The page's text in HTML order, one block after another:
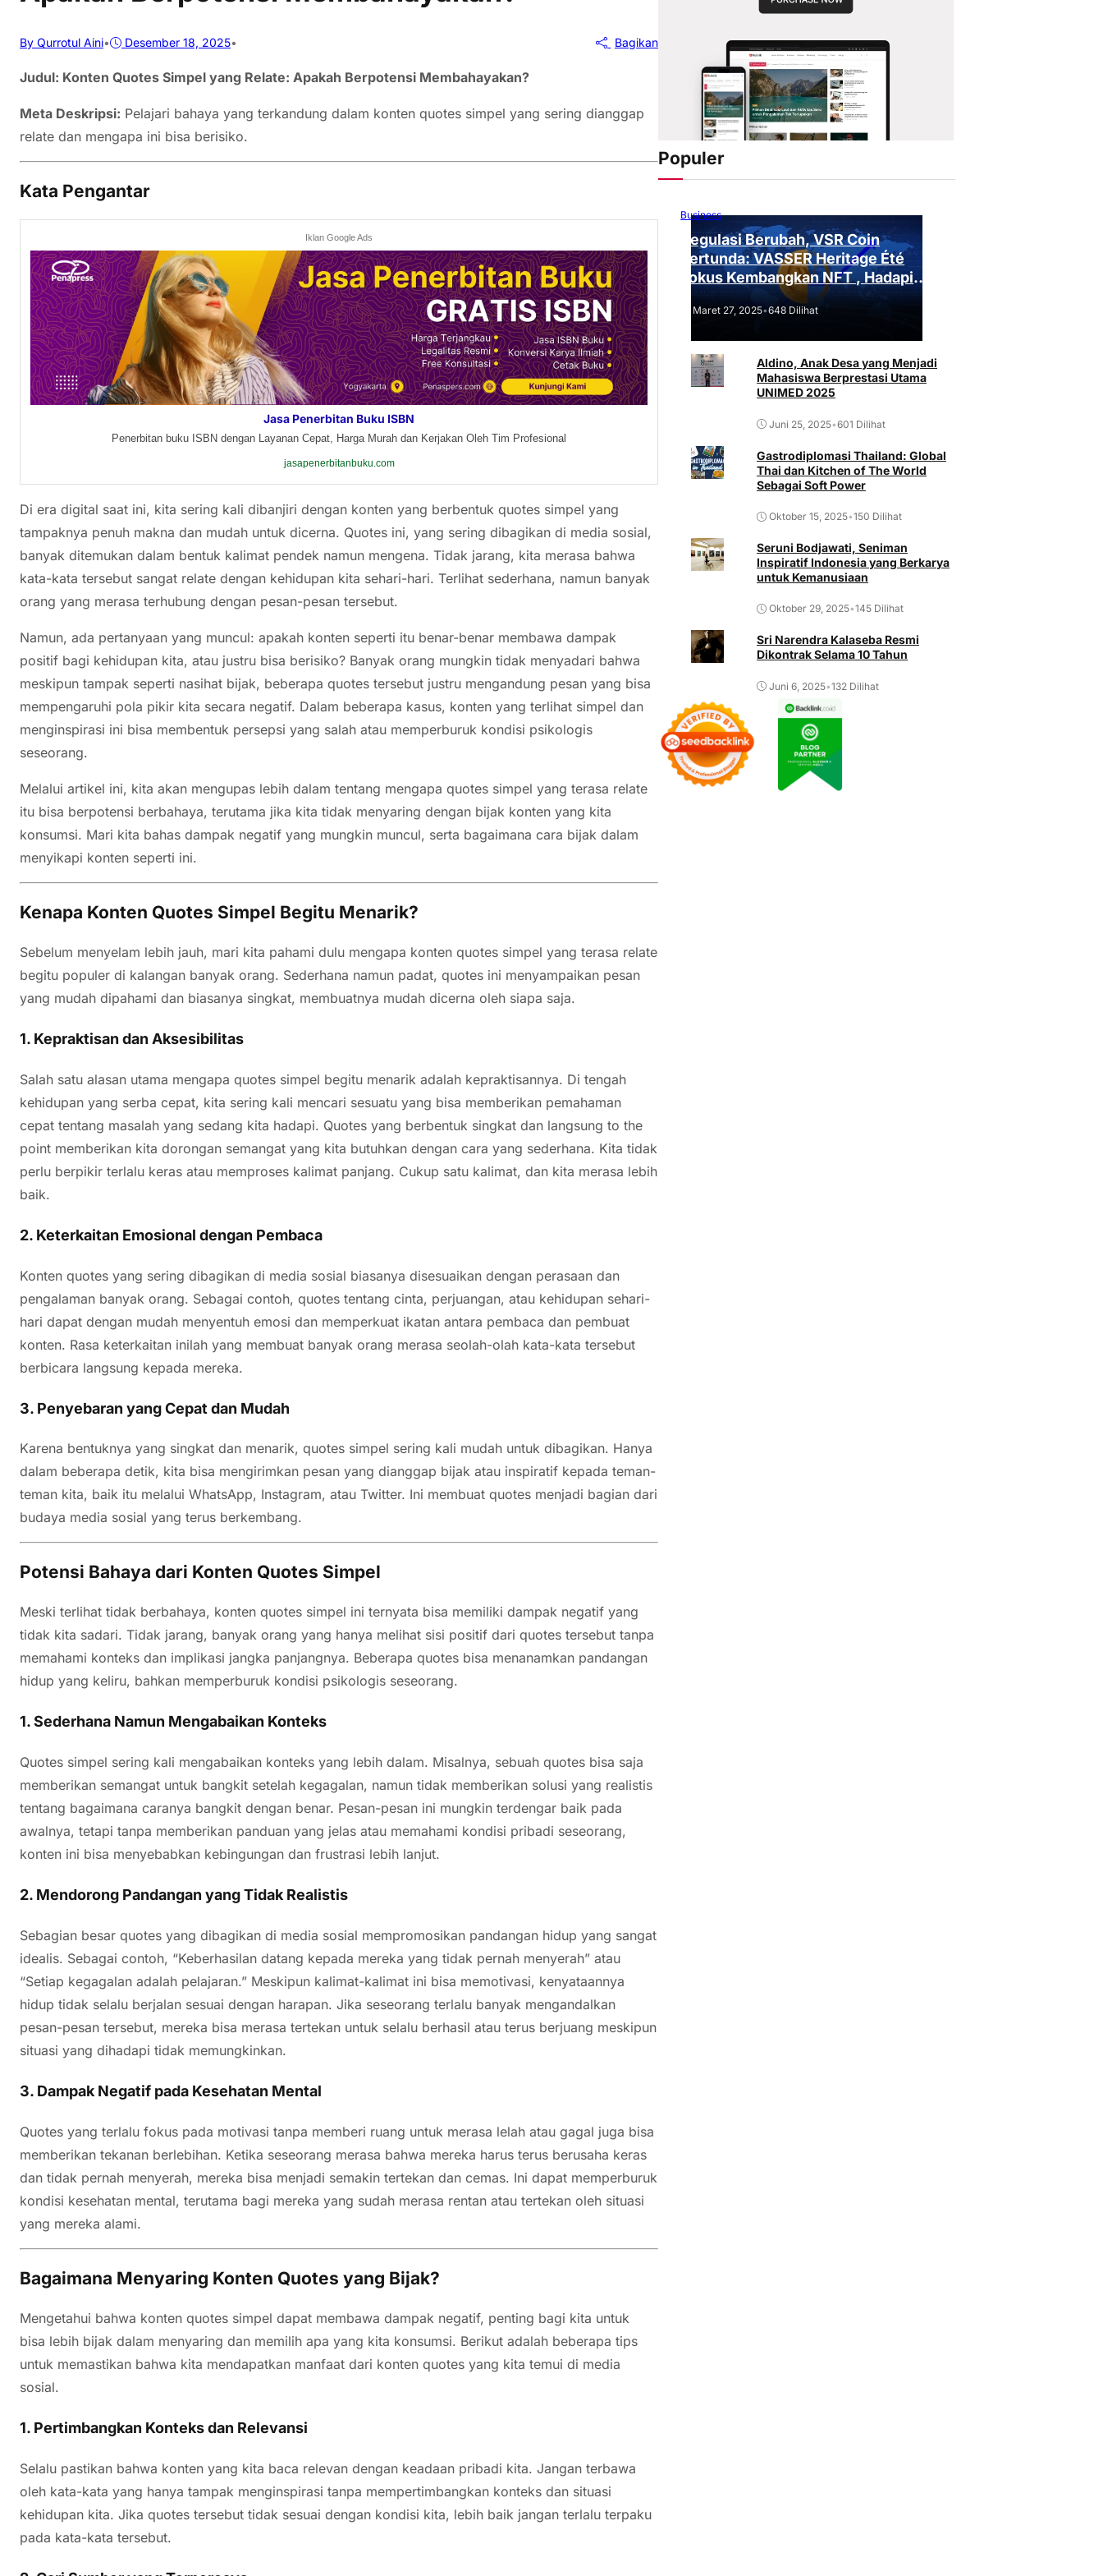
By Qurrotul Aini• Desember 18, 2025• Bagikan
Judul: Konten Quotes Simpel yang Relate: Apakah Berpotensi Membahayakan?
Meta Deskripsi: Pelajari bahaya yang terkandung dalam konten quotes simpel yang sering dianggap
relate dan mengapa ini bisa berisiko.
Kata Pengantar
Iklan Google Ads
Jasa Penerbitan Buku ISBN
Penerbitan buku ISBN dengan Layanan Cepat, Harga Murah dan Kerjakan Oleh Tim Profesional
jasapenerbitanbuku.com
Di era digital saat ini, kita sering kali dibanjiri dengan konten yang berbentuk quotes simpel yang
tampaknya penuh makna dan mudah untuk dicerna. Quotes ini, yang sering dibagikan di media sosial,
banyak ditemukan dalam bentuk kalimat pendek namun mengena. Tidak jarang, kita merasa bahwa
kata-kata tersebut sangat relate dengan kehidupan kita sehari-hari. Terlihat sederhana, namun banyak
orang yang merasa terhubung dengan pesan-pesan tersebut.
Namun, ada pertanyaan yang muncul: apakah konten seperti itu benar-benar membawa dampak
positif bagi kehidupan kita, atau justru bisa berisiko? Banyak orang mungkin tidak menyadari bahwa
meskipun tampak seperti nasihat bijak, beberapa quotes tersebut justru mengandung pesan yang bisa
mempengaruhi pola pikir kita secara negatif. Dalam beberapa kasus, konten yang terlihat simpel dan
menginspirasi ini bisa membentuk persepsi yang salah atau memperburuk kondisi psikologis
seseorang.
Melalui artikel ini, kita akan mengupas lebih dalam tentang mengapa quotes simpel yang terasa relate
itu bisa berpotensi berbahaya, terutama jika kita tidak menyaring dengan bijak konten yang kita
konsumsi. Mari kita bahas dampak negatif yang mungkin muncul, serta bagaimana cara bijak dalam
menyikapi konten seperti ini.
Kenapa Konten Quotes Simpel Begitu Menarik?
Sebelum menyelam lebih jauh, mari kita pahami dulu mengapa konten quotes simpel yang terasa relate
begitu populer di kalangan banyak orang. Sederhana namun padat, quotes ini menyampaikan pesan
yang mudah dipahami dan biasanya singkat, membuatnya mudah dicerna oleh siapa saja.
1. Kepraktisan dan Aksesibilitas
Salah satu alasan utama mengapa quotes simpel begitu menarik adalah kepraktisannya. Di tengah
kehidupan yang serba cepat, kita sering kali mencari sesuatu yang bisa memberikan pemahaman
cepat tentang masalah yang sedang kita hadapi. Quotes yang berbentuk singkat dan langsung to the
point memberikan kita dorongan semangat yang kita butuhkan dengan cara yang sederhana. Kita tidak
perlu berpikir terlalu keras atau memproses kalimat panjang. Cukup satu kalimat, dan kita merasa lebih
baik.
2. Keterkaitan Emosional dengan Pembaca
Konten quotes yang sering dibagikan di media sosial biasanya disesuaikan dengan perasaan dan
pengalaman banyak orang. Sebagai contoh, quotes tentang cinta, perjuangan, atau kehidupan sehari-
hari dapat dengan mudah menyentuh emosi dan memperkuat ikatan antara pembaca dan pembuat
konten. Rasa keterkaitan inilah yang membuat banyak orang merasa seolah-olah kata-kata tersebut
berbicara langsung kepada mereka.
3. Penyebaran yang Cepat dan Mudah
Karena bentuknya yang singkat dan menarik, quotes simpel sering kali mudah untuk dibagikan. Hanya
dalam beberapa detik, kita bisa mengirimkan pesan yang dianggap bijak atau inspiratif kepada teman-
teman kita, baik itu melalui WhatsApp, Instagram, atau Twitter. Ini membuat quotes menjadi bagian dari
budaya media sosial yang terus berkembang.
Potensi Bahaya dari Konten Quotes Simpel
Meski terlihat tidak berbahaya, konten quotes simpel ini ternyata bisa memiliki dampak negatif yang
tidak kita sadari. Tidak jarang, banyak orang yang hanya melihat sisi positif dari quotes tersebut tanpa
memahami konteks dan implikasi jangka panjangnya. Beberapa quotes bisa menanamkan pandangan
hidup yang keliru, bahkan memperburuk kondisi psikologis seseorang.
1.Sederhana Namun Mengabaikan Konteks
Quotes simpel sering kali mengabaikan konteks yang lebih dalam. Misalnya, sebuah quotes bisa saja
memberikan semangat untuk bangkit setelah kegagalan, namun tidak memberikan solusi yang realistis
tentang bagaimana caranya bangkit dengan benar. Pesan-pesan ini mungkin terdengar baik pada
awalnya, tetapi tanpa memberikan panduan yang jelas atau memahami kondisi pribadi seseorang,
konten ini bisa menyebabkan kebingungan dan frustrasi lebih lanjut.
2. Mendorong Pandangan yang Tidak Realistis
Sebagian besar quotes yang dibagikan di media sosial mempromosikan pandangan hidup yang sangat
idealis. Sebagai contoh, “Keberhasilan datang kepada mereka yang tidak pernah menyerah” atau
“Setiap kegagalan adalah pelajaran.” Meskipun kalimat-kalimat ini bisa memotivasi, kenyataannya
hidup tidak selalu berjalan sesuai dengan harapan. Jika seseorang terlalu banyak mengandalkan
pesan-pesan tersebut, mereka bisa merasa tertekan untuk selalu berhasil atau terus berjuang meskipun
situasi yang dihadapi tidak memungkinkan.
3. Dampak Negatif pada Kesehatan Mental
Quotes yang terlalu fokus pada motivasi tanpa memberi ruang untuk merasa lelah atau gagal juga bisa
memberikan tekanan berlebihan. Ketika seseorang merasa bahwa mereka harus terus berusaha keras
dan tidak pernah menyerah, mereka bisa menjadi semakin tertekan dan cemas. Ini dapat memperburuk
kondisi kesehatan mental, terutama bagi mereka yang sudah merasa rentan atau tertekan oleh situasi
yang mereka alami.
Bagaimana Menyaring Konten Quotes yang Bijak?
Mengetahui bahwa konten quotes simpel dapat membawa dampak negatif, penting bagi kita untuk
bisa lebih bijak dalam menyaring dan memilih apa yang kita konsumsi. Berikut adalah beberapa tips
untuk memastikan bahwa kita mendapatkan manfaat dari konten quotes yang kita temui di media
sosial.
1. Pertimbangkan Konteks dan Relevansi
Selalu pastikan bahwa konten yang kita baca relevan dengan keadaan pribadi kita. Jangan terbawa
oleh kata-kata yang hanya tampak menginspirasi tanpa mempertimbangkan konteks dan situasi
kehidupan kita. Jika quotes tersebut tidak sesuai dengan kondisi kita, lebih baik jangan terlalu terpaku
pada kata-kata tersebut.
Populer
Business
Regulasi Berubah, VSR Coin
Tertunda: VASSER Heritage Été
Fokus Kembangkan NFT , Hadapi
Tantangan Regulasi!
Maret 27, 2025•648 Dilihat
Aldino, Anak Desa yang Menjadi
Mahasiswa Berprestasi Utama
UNIMED 2025
Juni 25, 2025•601 Dilihat
Gastrodiplomasi Thailand: Global
Thai dan Kitchen of The World
Sebagai Soft Power
Oktober 15, 2025•150 Dilihat
Seruni Bodjawati, Seniman
Inspiratif Indonesia yang Berkarya
untuk Kemanusiaan
Oktober 29, 2025•145 Dilihat
Sri Narendra Kalaseba Resmi
Dikontrak Selama 10 Tahun
Juni 6, 2025•132 Dilihat